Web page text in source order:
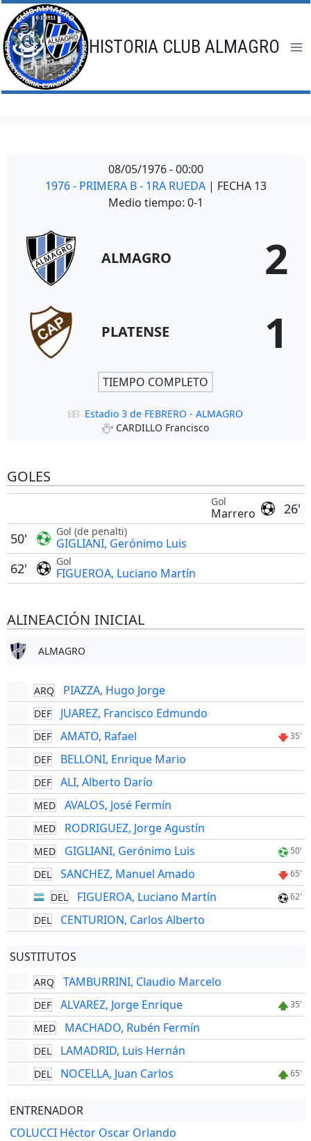
Saltar
al
contenido
HISTORIA CLUB ALMAGRO
08/05/1976 - 00:00
1976 - PRIMERA B - 1RA RUEDA | FECHA 13
Medio tiempo: 0-1
ALMAGRO 2
PLATENSE 1
TIEMPO COMPLETO
Estadio 3 de FEBRERO - ALMAGRO
CARDILLO Francisco
GOLES
26'
Gol
Marrero
Gol (de penalti)
GIGLIANI, Gerónimo Luis
50'
Gol
FIGUEROA, Luciano Martín
62'
ALINEACIÓN INICIAL
ALMAGRO
ARQ PIAZZA, Hugo Jorge
DEF JUAREZ, Francisco Edmundo
DEF AMATO, Rafael 35'
DEF BELLONI, Enrique Mario
DEF ALI, Alberto Darío
MED AVALOS, José Fermín
MED RODRIGUEZ, Jorge Agustín
MED GIGLIANI, Gerónimo Luis 50'
DEL SANCHEZ, Manuel Amado 65'
DEL FIGUEROA, Luciano Martín 62'
DEL CENTURION, Carlos Alberto
SUSTITUTOS
ARQ TAMBURRINI, Claudio Marcelo
DEF ALVAREZ, Jorge Enrique 35'
MED MACHADO, Rubén Fermín
DEL LAMADRID, Luis Hernán
DEL NOCELLA, Juan Carlos 65'
ENTRENADOR
COLUCCI Héctor Oscar Orlando